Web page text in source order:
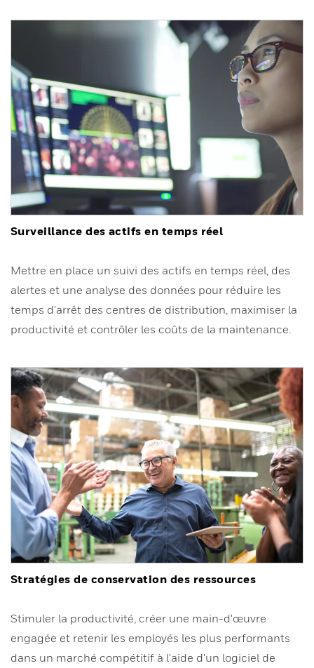
Surveillance des actifs en temps réel
Mettre en place un suivi des actifs en temps réel, des
alertes et une analyse des données pour réduire les
temps d'arrêt des centres de distribution, maximiser la
productivité et contrôler les coûts de la maintenance.
Stratégies de conservation des ressources
Stimuler la productivité, créer une main-d'œuvre
engagée et retenir les employés les plus performants
dans un marché compétitif à l'aide d'un logiciel de